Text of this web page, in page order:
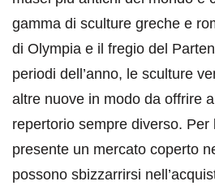
gamma di sculture greche e
di Olympia e il fregio del
periodi dell’anno, le sculture
altre nuove in modo da offrire
repertorio sempre diverso. Per
presente un mercato coperto
possono sbizzarrirsi